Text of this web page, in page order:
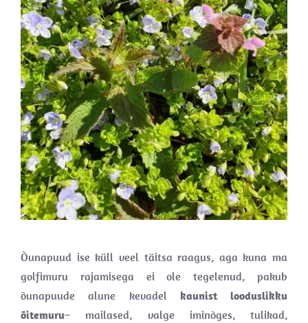
Õunapuud ise küll veel täitsa raagus, aga kuna ma
golfimuru rajamisega ei ole tegelenud, pakub
õunapuude alune kevadel kaunist looduslikku
õitemuru– mailased, valge iminõges, tulikad,